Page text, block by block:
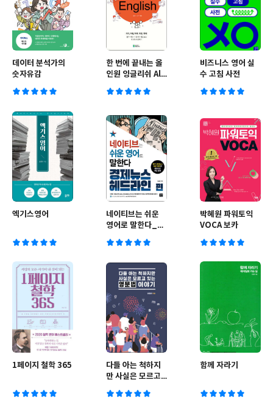
데이터 분석가의
숫자유감
한 번에 끝내는 올
인원 잉글리쉬 All-
비즈니스 영어 실
수 고침 사전
엑기스영어
네이티브는 쉬운
영어로 말한다_경
편
박혜원 파워토익
VOCA 보카
1페이지 철학 365
다들 아는 척하지
만 사실은 모르고
기
함께 자라기